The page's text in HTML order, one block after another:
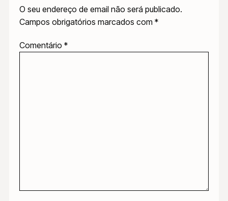
O seu endereço de email não será publicado.
Campos obrigatórios marcados com *
Comentário *